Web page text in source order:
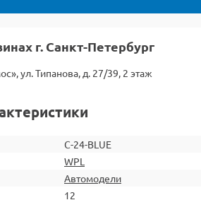
г. Санкт-Петербург
ул. Типанова, д. 27/39, 2 этаж
C-24-BLUE
WPL
Автомодели
12